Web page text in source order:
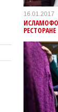
16.01.2017
РЕСТОРАНЕ